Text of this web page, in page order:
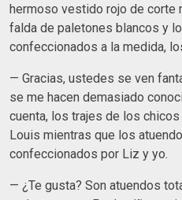
hermoso vestido rojo de corte
falda de paletones blancos y
confeccionados a la medida,
— Gracias, ustedes se ven
se me hacen demasiado
cuenta, los trajes de los
Louis mientras que los
confeccionados por Liz y yo.
— ¿Te gusta? Son atuendos